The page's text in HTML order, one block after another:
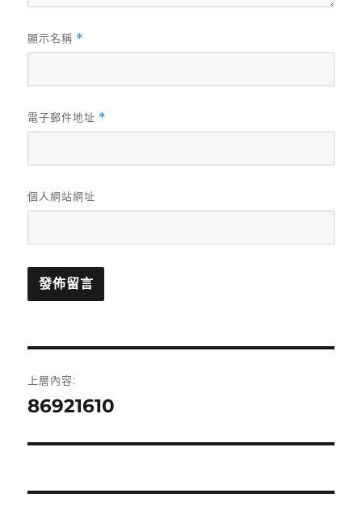
顯示名稱 *
電子郵件地址 *
個人網站網址
章
上層內容:
86921610